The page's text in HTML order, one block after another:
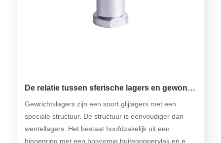
De relatie tussen sferische lagers en gewone
Gewrichtslagers zijn een soort glijlagers met een
speciale structuur. De structuur is eenvoudiger dan
wentellagers. Het bestaat hoofdzakelijk uit een
binnenring met een bolvormig buitenoppervlak en een